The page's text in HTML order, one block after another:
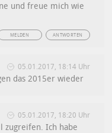
und freue mich wie
ANTWORTEN
MELDEN
05.01.2017, 18:14 Uhr
das 2015er wieder
05.01.2017, 18:20 Uhr
zugreifen. Ich habe